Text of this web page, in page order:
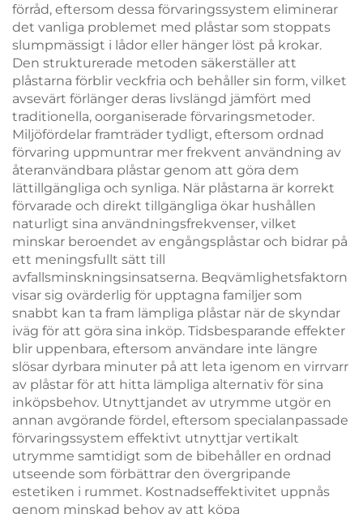
förråd, eftersom dessa förvaringssystem eliminerar
det vanliga problemet med plåstar som stoppats
slumpmässigt i lådor eller hänger löst på krokar.
Den strukturerade metoden säkerställer att
plåstarna förblir veckfria och behåller sin form, vilket
avsevärt förlänger deras livslängd jämfört med
traditionella, oorganiserade förvaringsmetoder.
Miljöfördelar framträder tydligt, eftersom ordnad
förvaring uppmuntrar mer frekvent användning av
återanvändbara plåstar genom att göra dem
lättillgängliga och synliga. När plåstarna är korrekt
förvarade och direkt tillgängliga ökar hushållen
naturligt sina användningsfrekvenser, vilket
minskar beroendet av engångsplåstar och bidrar på
ett meningsfullt sätt till
avfallsminskningsinsatserna. Beqvämlighetsfaktorn
visar sig ovärderlig för upptagna familjer som
snabbt kan ta fram lämpliga plåstar när de skyndar
iväg för att göra sina inköp. Tidsbesparande effekter
blir uppenbara, eftersom användare inte längre
slösar dyrbara minuter på att leta igenom en virrvarr
av plåstar för att hitta lämpliga alternativ för sina
inköpsbehov. Utnyttjandet av utrymme utgör en
annan avgörande fördel, eftersom specialanpassade
förvaringssystem effektivt utnyttjar vertikalt
utrymme samtidigt som de bibehåller en ordnad
utseende som förbättrar den övergripande
estetiken i rummet. Kostnadseffektivitet uppnås
genom minskad behov av att köpa